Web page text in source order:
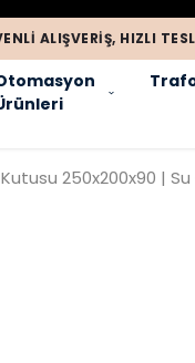
ALIŞVERIŞ, HIZLI
250x200x90 |